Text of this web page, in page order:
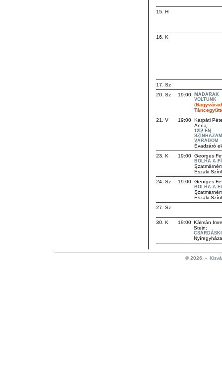
15. H
16. K
17. Sz
20. Sz
19:00
MADARAK
VOLTUNK
(Nagyvárad
21. V
19:00 Kárpáti
Anna:
125! ÉN
VÁRADOM
Évadzáró
23. K
19:00 Georges
BOLHA A
Északi
24. Sz
19:00 Georges
BOLHA A
Északi
27. Sz
30. K 19:00 Kálmán
Stein:
Nyíregyháza
© 2026. -